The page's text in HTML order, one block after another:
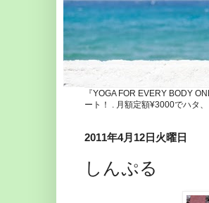
『YOGA FOR EVERY BODY
ート！ . 月額定額¥3000でハタ
2011年4月12日火曜日
しんぷる